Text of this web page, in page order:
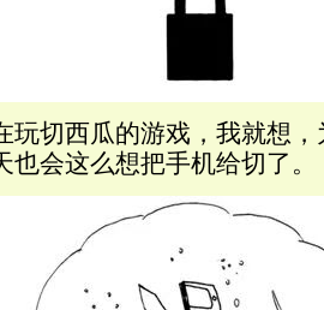
玩切西瓜的游戏，我就想
也会这么想把手机给切了。